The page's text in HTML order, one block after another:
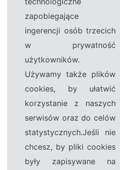
zapobiegające
ingerencji osób trzecich
w prywatność
użytkowników.
Używamy także plików
cookies, by ułatwić
korzystanie z naszych
serwisów oraz do celów
statystycznych.Jeśli nie
chcesz, by pliki cookies
były zapisywane na